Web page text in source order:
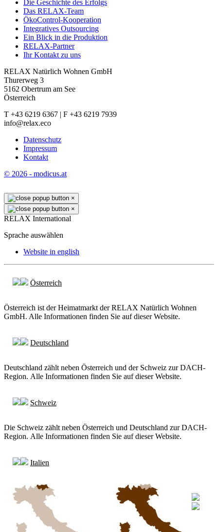
Die Geschichte des Erfolgs
Das RELAX-Team
ÖkoControl-Kooperation
Integratives Outsourcing
Ein Blick in die Produktion
RELAX-Partner
Ihr Kontakt zu uns
RELAX Natürlich Wohnen GmbH
Thurerweg 3
5162 Obertrum am See
Österreich
T +43 6219 6367 | F +43 6219 7939
info@relax.eco
Datenschutz
Impressum
Kontakt
© 2026 - modicus.at
×
×
RELAX International
Sprache auswählen
Website in english
Österreich
Österreich ist der Heimatmarkt der RELAX Natürlich Wohnen
GmbH. Alle Informationen finden Sie auf dieser Website.
Deutschland
Deutschland zählt neben Österreich und der Schweiz zur DACH-
Region. Alle Informationen finden Sie auf dieser Website.
Schweiz
Die Schweiz zählt neben Österreich und Deutschland zur DACH-
Region. Alle Informationen finden Sie auf dieser Website.
Italien